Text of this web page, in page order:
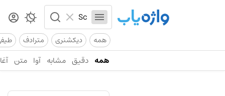
همه دیکشنری مترادف
همه دقیق مشابه آوا متن